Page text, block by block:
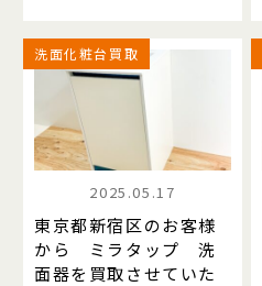
洗面化粧台買取
2025.05.17
東京都新宿区のお客様
から ミラタップ 洗
面器を買取させていた